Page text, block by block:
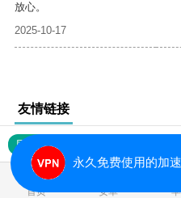
放心。
2025-10-17
友情链接
网站地图
首页 安卓
永久免费使用的加